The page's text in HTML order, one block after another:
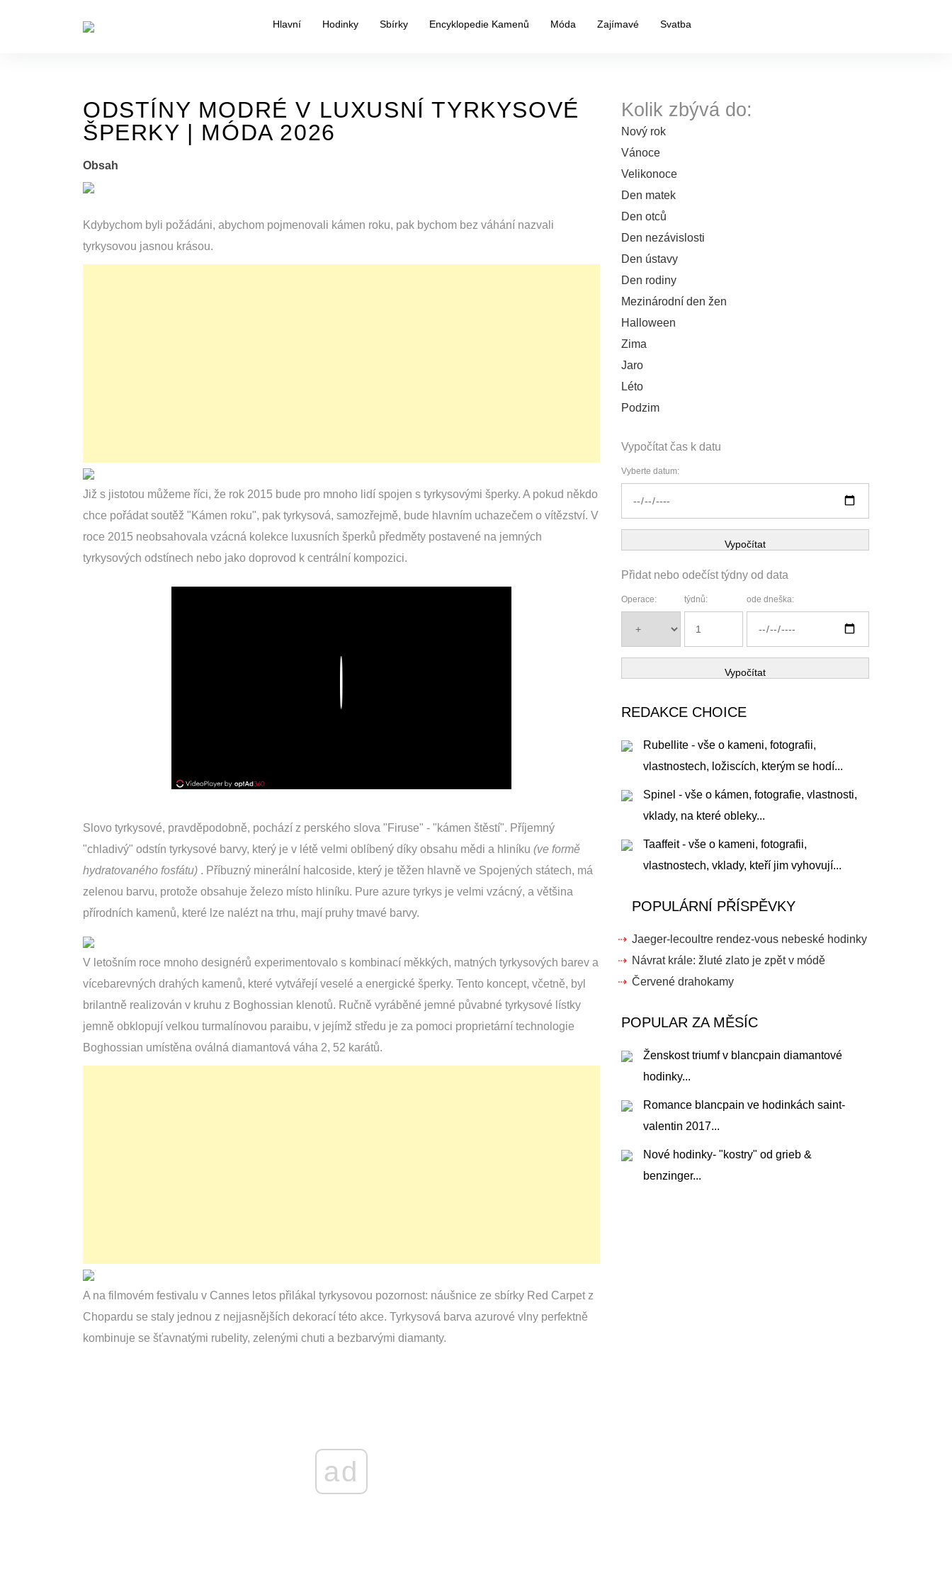
Hlavní Hodinky Sbírky Encyklopedie Kamenů Móda Zajímavé Svatba
ODSTÍNY MODRÉ V LUXUSNÍ TYRKYSOVÉ
ŠPERKY | MÓDA 2026
Obsah
Kdybychom byli požádáni, abychom pojmenovali kámen roku, pak bychom bez váhání nazvali
tyrkysovou jasnou krásou.
Již s jistotou můžeme říci, že rok 2015 bude pro mnoho lidí spojen s tyrkysovými šperky. A pokud někdo
chce pořádat soutěž "Kámen roku", pak tyrkysová, samozřejmě, bude hlavním uchazečem o vítězství. V
roce 2015 neobsahovala vzácná kolekce luxusních šperků předměty postavené na jemných
tyrkysových odstínech nebo jako doprovod k centrální kompozici.
Slovo tyrkysové, pravděpodobně, pochází z perského slova "Firuse" - "kámen štěstí". Příjemný
"chladivý" odstín tyrkysové barvy, který je v létě velmi oblíbený díky obsahu mědi a hliníku (ve formě
hydratovaného fosfátu) . Příbuzný minerální halcoside, který je těžen hlavně ve Spojených státech, má
zelenou barvu, protože obsahuje železo místo hliníku. Pure azure tyrkys je velmi vzácný, a většina
přírodních kamenů, které lze nalézt na trhu, mají pruhy tmavé barvy.
V letošním roce mnoho designérů experimentovalo s kombinací měkkých, matných tyrkysových barev a
vícebarevných drahých kamenů, které vytvářejí veselé a energické šperky. Tento koncept, včetně, byl
brilantně realizován v kruhu z Boghossian klenotů. Ručně vyráběné jemné půvabné tyrkysové lístky
jemně obklopují velkou turmalínovou paraibu, v jejímž středu je za pomoci proprietární technologie
Boghossian umístěna oválná diamantová váha 2, 52 karátů.
A na filmovém festivalu v Cannes letos přilákal tyrkysovou pozornost: náušnice ze sbírky Red Carpet z
Chopardu se staly jednou z nejjasnějších dekorací této akce. Tyrkysová barva azurové vlny perfektně
kombinuje se šťavnatými rubelity, zelenými chuti a bezbarvými diamanty.
ad
Kolik zbývá do:
Nový rok
Vánoce
Velikonoce
Den matek
Den otců
Den nezávislosti
Den ústavy
Den rodiny
Mezinárodní den žen
Halloween
Zima
Jaro
Léto
Podzim
Vypočítat čas k datu
Vyberte datum:
Vypočítat
Přidat nebo odečíst týdny od data
Operace: týdnů: ode dneška:
Vypočítat
REDAKCE CHOICE
Rubellite - vše o kameni, fotografii,
vlastnostech, ložiscích, kterým se hodí...
Spinel - vše o kámen, fotografie, vlastnosti,
vklady, na které obleky...
Taaffeit - vše o kameni, fotografii,
vlastnostech, vklady, kteří jim vyhovují...
POPULÁRNÍ PŘÍSPĚVKY
Jaeger-lecoultre rendez-vous nebeské hodinky
Návrat krále: žluté zlato je zpět v módě
Červené drahokamy
POPULAR ZA MĚSÍC
Ženskost triumf v blancpain diamantové
hodinky...
Romance blancpain ve hodinkách saint-
valentin 2017...
Nové hodinky- "kostry" od grieb &
benzinger...